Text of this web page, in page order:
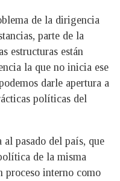
de la dirigencia
parte de la
estructuras están
la que no inicia ese
darle apertura a
políticas del
al pasado del país, que
de la misma
proceso interno como